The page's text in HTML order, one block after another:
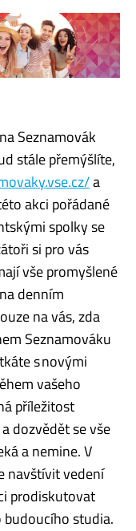
Seznamovák
stále přemýšlíte,
a
akci pořádané
spolky se
si pro vás
vše promyšlené
denním
na vás, zda
Seznamováku
s novými
vašeho
příležitost
dozvědět se vše
a nemine. V
navštívit vedení
prodiskutovat
budoucího studia.